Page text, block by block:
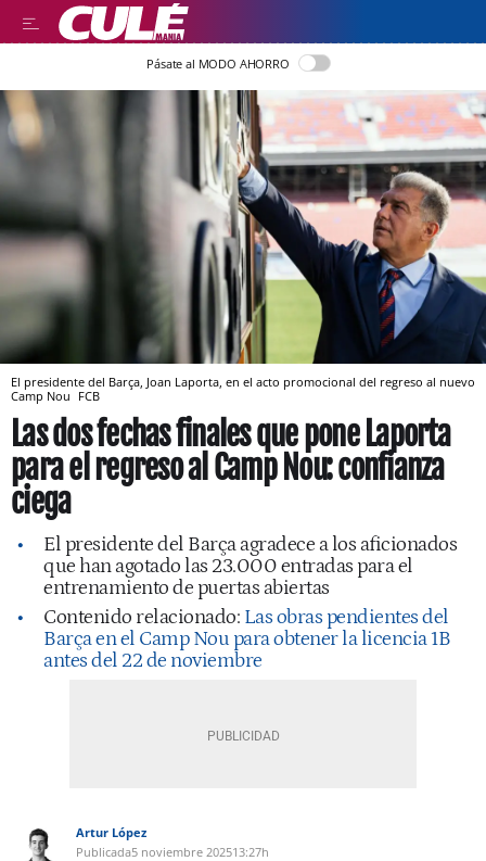
Pásate al MODO AHORRO
El presidente del Barça, Joan Laporta, en el acto promocional del regreso al nuevo
Camp Nou FCB
Las dos fechas finales que pone Laporta
para el regreso al Camp Nou: confianza
ciega
El presidente del Barça agradece a los aficionados
que han agotado las 23.000 entradas para el
entrenamiento de puertas abiertas
Contenido relacionado: Las obras pendientes del
Barça en el Camp Nou para obtener la licencia 1B
antes del 22 de noviembre
Artur López
Publicada5 noviembre 202513:27h